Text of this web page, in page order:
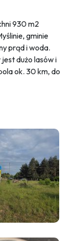
930 m2
gminie
prąd i woda.
dużo lasów i
ok. 30 km, do